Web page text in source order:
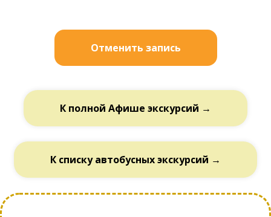
Отменить запись
К полной Афише экскурсий →
К списку автобусных экскурсий →